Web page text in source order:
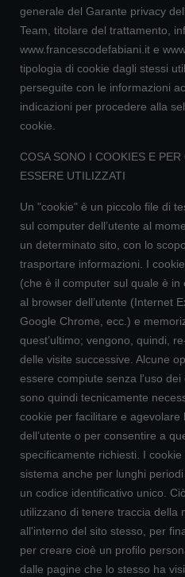
generale del Garante privacy
Team, titolare del trattamento,
www.francescodefabiani.it e
tipologia di cookie dagli stessi
perseguite con le informazioni
indicazioni per procedere alla
cookie.
COSA SONO I COOKIES E PER
ESSERE UTILIZZATI
Un "cookie" è un piccolo file di
sul computer dell’utente al
un determinato sito, con lo
trasportare informazioni. I
(che è il computer sul quale è
al browser dell’utente (Internet
Google Chrome, ecc.) e
quest’ultimo; vengono, quindi,
delle visite successive. Alcune
essere compiute senza l'uso
sono quindi tecnicamente
cookie per facilitare e agevolare
dell’utente o per consentire a
specificamente richiesti. I
sistema anche per lunghi
un codice identificativo unico.
utilizzano di tenere traccia della
all'interno del sito stesso, per
per creare cioè un profilo
dalle pagine che lo stesso ha